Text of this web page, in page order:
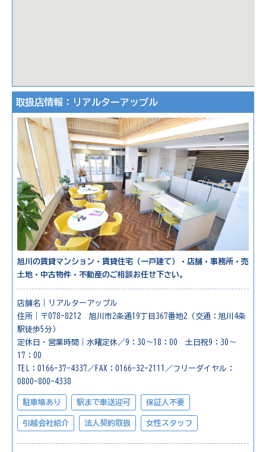
取扱店情報：リアルターアップル
旭川の賃貸マンション・賃貸住宅（一戸建て）・店舗・事務所・売
土地・中古物件・不動産のご相談お任せ下さい。
店舗名｜リアルターアップル
住所｜〒078-8212 旭川市2条通19丁目367番地2（交通：旭川4条
駅徒歩5分）
定休日・営業時間｜水曜定休／9：30～18：00 土日祝9：30～
17：00
TEL：0166-37-4337／FAX：0166-32-2111／フリーダイヤル：
0800-800-4338
駐車場あり 駅まで車送迎可 保証人不要
引越会社紹介 法人契約取扱 女性スタッフ